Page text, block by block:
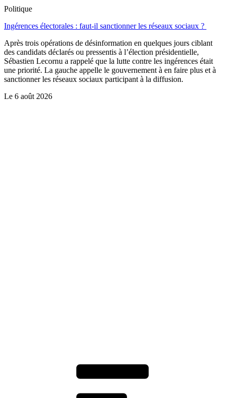
Politique
Ingérences électorales : faut-il sanctionner les réseaux sociaux ?
Après trois opérations de désinformation en quelques jours ciblant
des candidats déclarés ou pressentis à l’élection présidentielle,
Sébastien Lecornu a rappelé que la lutte contre les ingérences était
une priorité. La gauche appelle le gouvernement à en faire plus et à
sanctionner les réseaux sociaux participant à la diffusion.
Le 6 août 2026